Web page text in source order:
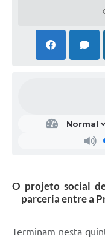
O projeto social
parceria entre a
Terminam nesta